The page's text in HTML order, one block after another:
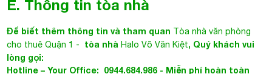
Để biết thêm thông tin và tham quan
cho thuê Quận 1-tòa nhà Halo Võ Văn Kiệt, Quý khách vui
lòng gọi:
Hotline – Your Office: 0944.684.986 - Miễn phí hoàn toàn
mọi dịch vụ.